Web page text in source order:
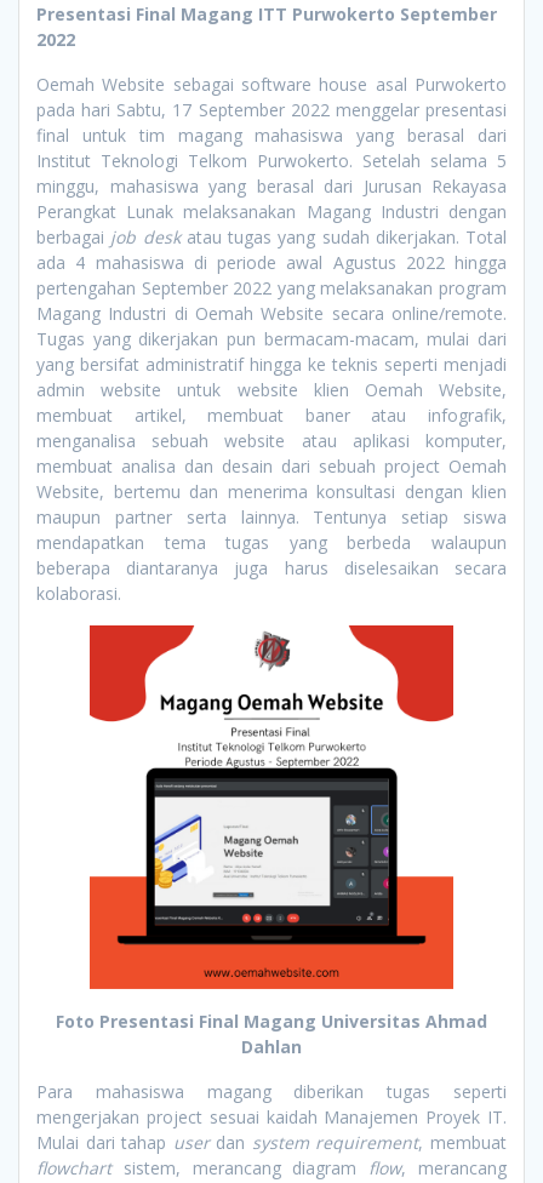
Presentasi Final Magang ITT Purwokerto September
2022
Oemah Website sebagai software house asal Purwokerto
pada hari Sabtu, 17 September 2022 menggelar presentasi
final untuk tim magang mahasiswa yang berasal dari
Institut Teknologi Telkom Purwokerto. Setelah selama 5
minggu, mahasiswa yang berasal dari Jurusan Rekayasa
Perangkat Lunak melaksanakan Magang Industri dengan
berbagai job deskatau tugas yang sudah dikerjakan. Total
ada 4 mahasiswa di periode awal Agustus 2022 hingga
pertengahan September 2022 yang melaksanakan program
Magang Industri di Oemah Website secara online/remote.
Tugas yang dikerjakan pun bermacam-macam, mulai dari
yang bersifat administratif hingga ke teknis seperti menjadi
admin website untuk website klien Oemah Website,
membuat artikel, membuat baner atau infografik,
menganalisa sebuah website atau aplikasi komputer,
membuat analisa dan desain dari sebuah project Oemah
Website, bertemu dan menerima konsultasi dengan klien
maupun partner serta lainnya. Tentunya setiap siswa
mendapatkan tema tugas yang berbeda walaupun
beberapa diantaranya juga harus diselesaikan secara
kolaborasi.
Foto Presentasi Final Magang Universitas Ahmad
Dahlan
Para mahasiswa magang diberikan tugas seperti
mengerjakan project sesuai kaidah Manajemen Proyek IT.
Mulai dari tahap userdan system requirement, membuat
flowchartsistem, merancang diagram flow, merancang